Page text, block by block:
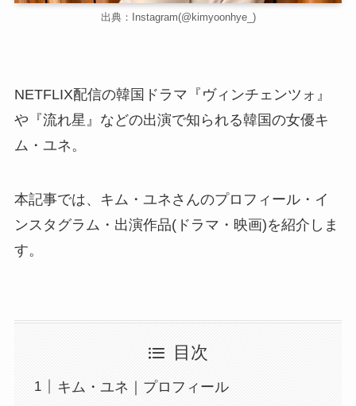
出典：Instagram(@kimyoonhye_)
NETFLIX配信の韓国ドラマ『ヴィンチェンツォ』
や『流れ星』などの出演で知られる韓国の女優キ
ム・ユネ。
本記事では、キム・ユネさんのプロフィール・イ
ンスタグラム・出演作品(ドラマ・映画)を紹介しま
す。
目次
キム・ユネ｜プロフィール